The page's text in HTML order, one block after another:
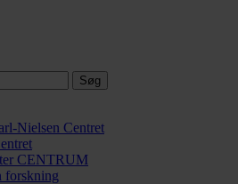
Nielsen Centret
CENTRUM
forskning